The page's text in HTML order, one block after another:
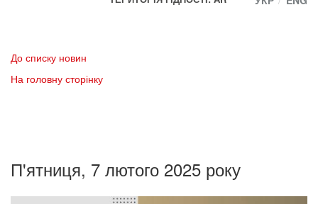
До списку новин
На головну сторінку
П'ятниця, 7 лютого 2025 року